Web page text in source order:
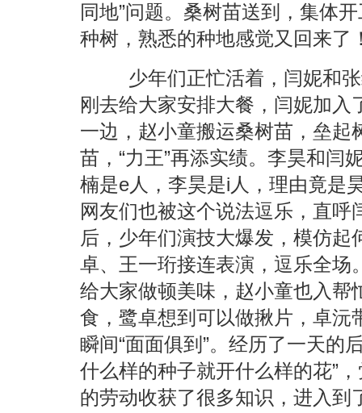
同地”问题。桑树苗送到，集体
种树，熟悉的种地感觉又回来了
少年们正忙活着，闫妮和
刚去给大家安排大餐，闫妮加
一边，赵小童搬运桑树苗，垒起
苗，“力王”再添实绩。李昊和闫
楠是e人，李昊是i人，理由竟是
网友们也被这个说法逗乐，直呼
后，少年们演技大爆发，模仿
卓、王一珩接连表演，逗乐全场
给大家做顿美味，赵小童也入帮
食，鹭卓想到可以做揪片，卓沅
瞬间“面面俱到”。经历了一天的
什么样的种子就开什么样的花”
的劳动收获了很多知识，进入到